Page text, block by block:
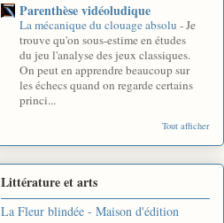
Parenthèse vidéoludique
La mécanique du clouage absolu -Je
trouve qu'on sous-estime en études
du jeu l'analyse des jeux classiques.
On peut en apprendre beaucoup sur
les échecs quand on regarde certains
princi...
Tout afficher
Littérature et arts
La Fleur blindée - Maison d'édition